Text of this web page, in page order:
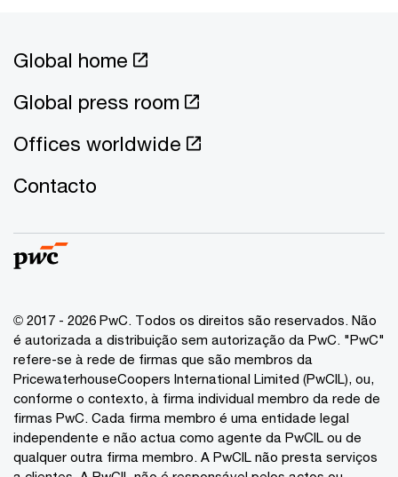
Global home
Global press room
Offices worldwide
Contacto
© 2017 - 2026 PwC. Todos os direitos são reservados. Não
é autorizada a distribuição sem autorização da PwC. "PwC"
refere-se à rede de firmas que são membros da
PricewaterhouseCoopers International Limited (PwCIL), ou,
conforme o contexto, à firma individual membro da rede de
firmas PwC. Cada firma membro é uma entidade legal
independente e não actua como agente da PwCIL ou de
qualquer outra firma membro. A PwCIL não presta serviços